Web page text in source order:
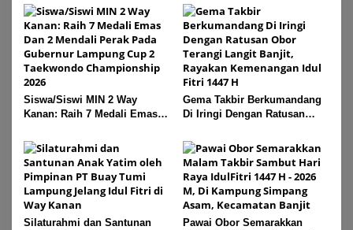
Siswa/Siswi MIN 2 Way
Kanan: Raih 7 Medali Emas
Gubernur Lampung Cup 2
Taekwondo Championship
2026
Gema Takbir Berkumandang
Di Iringi Dengan Ratusan
Rayakan Kemenangan Idul
Fitri 1447 H
Silaturahmi dan Santunan
Pawai Obor Semarakkan